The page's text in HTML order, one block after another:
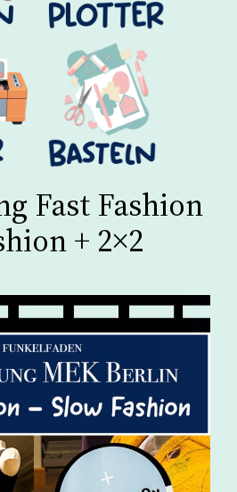
Fast Fashion
+ 2×2